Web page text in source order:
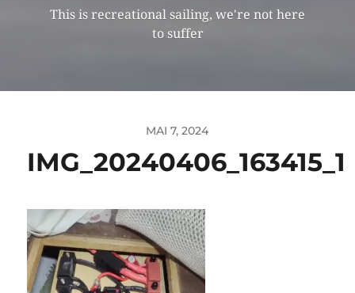
This is recreational sailing, we're not here
to suffer
MAI 7, 2024
IMG_20240406_163415_1